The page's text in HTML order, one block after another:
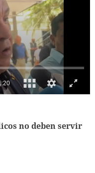
no deben servir